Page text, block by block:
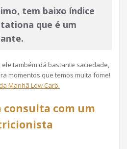
tem baixo índice
que é um
também dá bastante saciedade,
momentos que temos muita fome!
Manhã Low Carb.
consulta com um